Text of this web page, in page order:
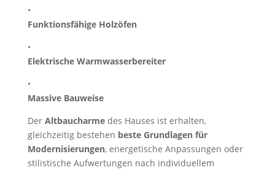
•
Funktionsfähige Holzöfen
•
Elektrische Warmwasserbereiter
•
Massive Bauweise
Der Altbaucharmedes Hauses ist erhalten,
gleichzeitig bestehen beste Grundlagen für
Modernisierungen, energetische Anpassungen oder
stilistische Aufwertungen nach individuellem